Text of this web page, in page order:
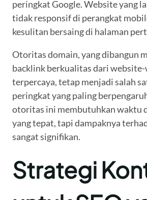
peringkat Google. Website yang
tidak responsif di perangkat
kesulitan bersaing di halaman
Otoritas domain, yang dibangun
backlink berkualitas dari
terpercaya, tetap menjadi salah
peringkat yang paling
otoritas ini membutuhkan waktu
yang tepat, tapi dampaknya
sangat signifikan.
Strategi